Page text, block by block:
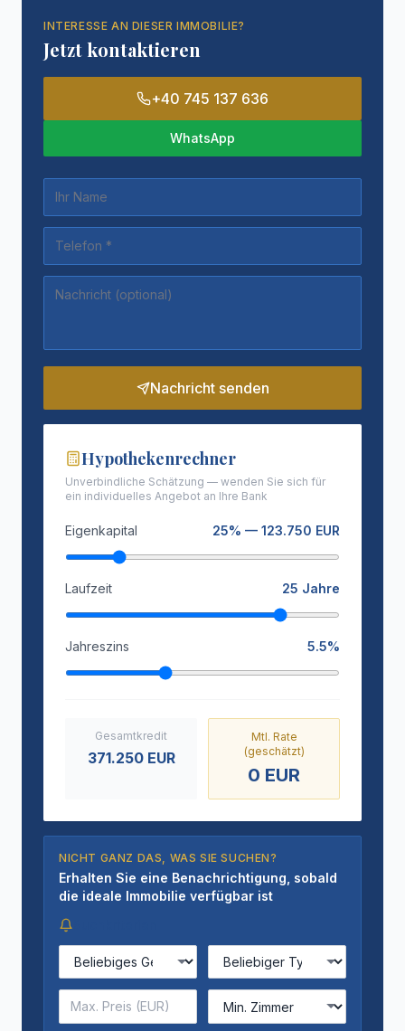
INTERESSE AN DIESER IMMOBILIE?
Jetzt kontaktieren
+40 745 137 636
WhatsApp
Nachricht senden
Hypothekenrechner
Unverbindliche Schätzung — wenden Sie sich für
ein individuelles Angebot an Ihre Bank
Eigenkapital 25% — 123.750 EUR
Laufzeit 25 Jahre
Jahreszins 5.5%
Gesamtkredit
371.250EUR
Mtl. Rate
(geschätzt)
0 EUR
NICHT GANZ DAS, WAS SIE SUCHEN?
Erhalten Sie eine Benachrichtigung, sobald
die ideale Immobilie verfügbar ist